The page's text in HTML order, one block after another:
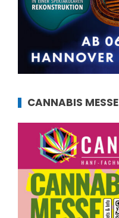
CANNABIS MESSE